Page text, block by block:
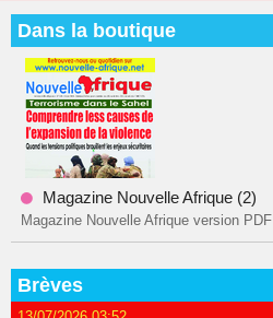
Dans la boutique
Magazine Nouvelle Afrique (2)
Magazine Nouvelle Afrique version PDF
Brèves